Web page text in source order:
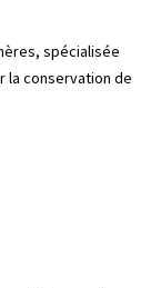
spécialisée
la conservation de